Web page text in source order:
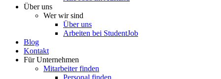
Über uns
Wer wir sind
Über uns
Arbeiten bei StudentJob
Blog
Kontakt
Für Unternehmen
Mitarbeiter finden
Personal finden